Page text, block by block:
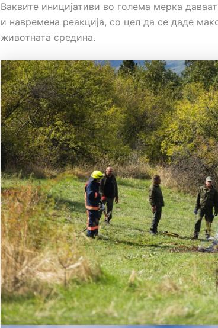
Ваквите иницијативи во голема мерка
и навремена реакција, со цел да се даде
животната средина.